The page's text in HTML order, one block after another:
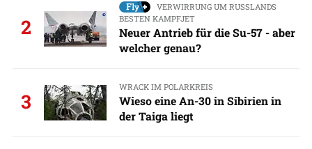
2
VERWIRRUNG UM RUSSLANDS
BESTEN KAMPFJET
Neuer Antrieb für die Su-57 - aber
welcher genau?
3
WRACK IM POLARKREIS
Wieso eine An-30 in Sibirien in
der Taiga liegt